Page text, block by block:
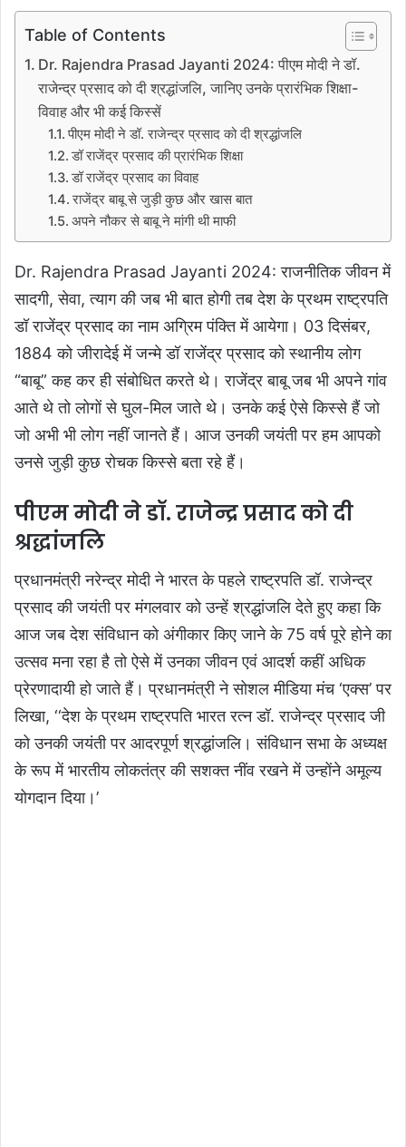
Table of Contents
Dr. Rajendra Prasad Jayanti 2024: पीएम मोदी ने डॉ.
राजेन्द्र प्रसाद को दी श्रद्धांजलि, जानिए उनके प्रारंभिक शिक्षा-
विवाह और भी कई किस्सें
पीएम मोदी ने डॉ. राजेन्द्र प्रसाद को दी श्रद्धांजलि
डॉ राजेंद्र प्रसाद की प्रारंभिक शिक्षा
डॉ राजेंद्र प्रसाद का विवाह
राजेंद्र बाबू से जुड़ी कुछ और खास बात
अपने नौकर से बाबू ने मांगी थी माफी
Dr. Rajendra Prasad Jayanti 2024: राजनीतिक जीवन में
सादगी, सेवा, त्याग की जब भी बात होगी तब देश के प्रथम राष्ट्रपति
डॉ राजेंद्र प्रसाद का नाम अग्रिम पंक्ति में आयेगा। 03 दिसंबर,
1884 को जीरादेई में जन्मे डॉ राजेंद्र प्रसाद को स्थानीय लोग
“बाबू” कह कर ही संबोधित करते थे। राजेंद्र बाबू जब भी अपने गांव
आते थे तो लोगों से घुल-मिल जाते थे। उनके कई ऐसे किस्से हैं जो
जो अभी भी लोग नहीं जानते हैं। आज उनकी जयंती पर हम आपको
उनसे जुड़ी कुछ रोचक किस्से बता रहे हैं।
पीएम मोदी ने डॉ. राजेन्द्र प्रसाद को दी
श्रद्धांजलि
प्रधानमंत्री नरेन्द्र मोदी ने भारत के पहले राष्ट्रपति डॉ. राजेन्द्र
प्रसाद की जयंती पर मंगलवार को उन्हें श्रद्धांजलि देते हुए कहा कि
आज जब देश संविधान को अंगीकार किए जाने के 75 वर्ष पूरे होने का
उत्सव मना रहा है तो ऐसे में उनका जीवन एवं आदर्श कहीं अधिक
प्रेरणादायी हो जाते हैं। प्रधानमंत्री ने सोशल मीडिया मंच ‘एक्स’ पर
लिखा, ‘‘देश के प्रथम राष्ट्रपति भारत रत्न डॉ. राजेन्द्र प्रसाद जी
को उनकी जयंती पर आदरपूर्ण श्रद्धांजलि। संविधान सभा के अध्यक्ष
के रूप में भारतीय लोकतंत्र की सशक्त नींव रखने में उन्होंने अमूल्य
योगदान दिया।’